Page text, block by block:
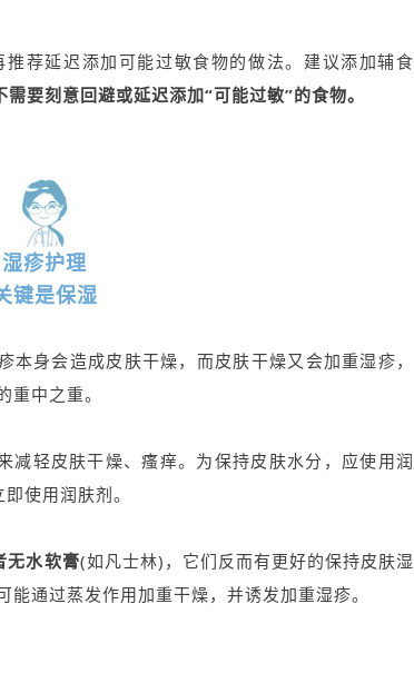
荐延迟添加可能过敏食物的做法。建议添加辅食
需要刻意回避或延迟添加“可能过敏”的食物。
湿疹护理
键是保湿
本身会造成皮肤干燥，而皮肤干燥又会加重湿疹，
中之重。
减轻皮肤干燥、瘙痒。为保持皮肤水分，应使用润
使用润肤剂。
无水软膏(如凡士林)，它们反而有更好的保持皮肤湿
通过蒸发作用加重干燥，并诱发加重湿疹。